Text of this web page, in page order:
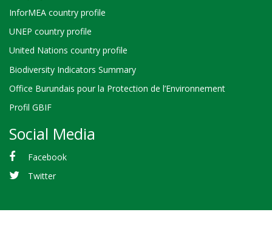
InforMEA country profile
UNEP country profile
United Nations country profile
Biodiversity Indicators Summary
Office Burundais pour la Protection de l’Environnement
Profil GBIF
Social Media
Facebook
Twitter